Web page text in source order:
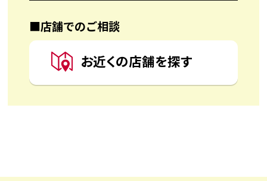
■店舗でのご相談
お近くの店舗を探す